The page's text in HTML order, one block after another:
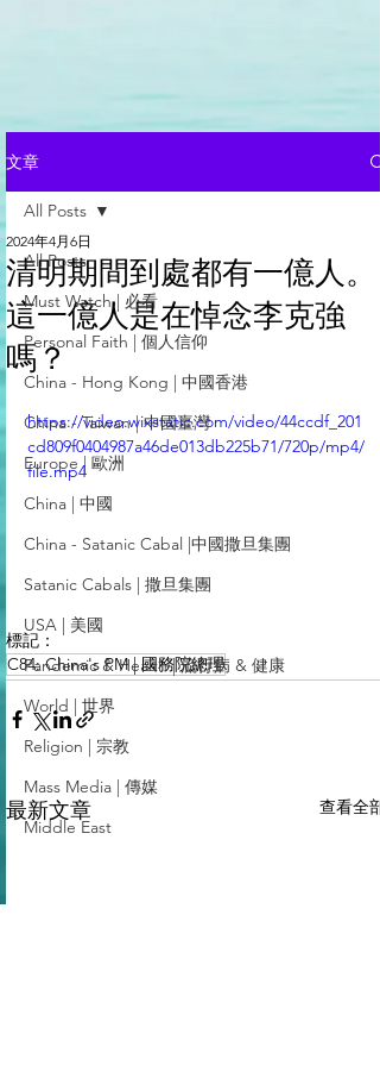
文章
All Posts
Must Watch | 必看
Personal Faith | 個人信仰
China - Hong Kong | 中國香港
China - Taiwan | 中國臺灣
Europe | 歐洲
China | 中國
China - Satanic Cabal |中國撒旦集團
Satanic Cabals | 撒旦集團
USA | 美國
Pandemic & Health | 流行病 & 健康
World | 世界
Religion | 宗教
Mass Media | 傳媒
Middle East
All Posts
清明期間到處都有一億人。
這一億人是在悼念李克強
嗎？
2024年4月6日
https://video.wixstatic.com/video/44ccdf_201
cd809f0404987a46de013db225b71/720p/mp4/
file.mp4
標記：
C84: China's PM | 國務院總理
最新文章 查看全部